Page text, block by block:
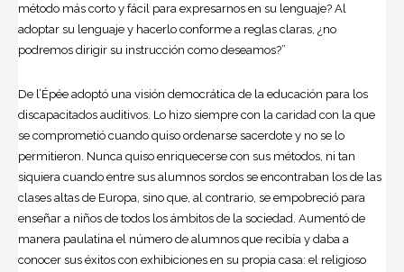
método más corto y fácil para expresarnos en su lenguaje? Al
adoptar su lenguaje y hacerlo conforme a reglas claras, ¿no
podremos dirigir su instrucción como deseamos?”
De l’Épée adoptó una visión democrática de la educación para los
discapacitados auditivos. Lo hizo siempre con la caridad con la que
se comprometió cuando quiso ordenarse sacerdote y no se lo
permitieron. Nunca quiso enriquecerse con sus métodos, ni tan
siquiera cuando entre sus alumnos sordos se encontraban los de las
clases altas de Europa, sino que, al contrario, se empobreció para
enseñar a niños de todos los ámbitos de la sociedad. Aumentó de
manera paulatina el número de alumnos que recibía y daba a
conocer sus éxitos con exhibiciones en su propia casa: el religioso